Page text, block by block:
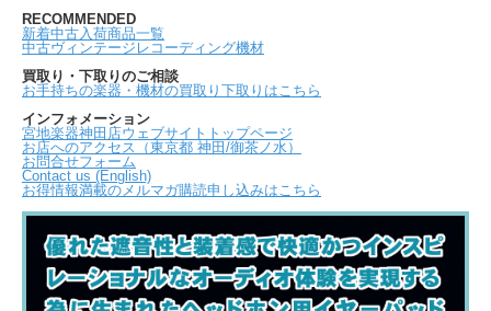
RECOMMENDED
新着中古入荷商品一覧
中古ヴィンテージレコーディング機材
買取り・下取りのご相談
お手持ちの楽器・機材の買取り下取りはこちら
インフォメーション
宮地楽器神田店ウェブサイトトップページ
お店へのアクセス（東京都 神田/御茶ノ水）
お問合せフォーム
Contact us (English)
お得情報満載のメルマガ購読申し込みはこちら